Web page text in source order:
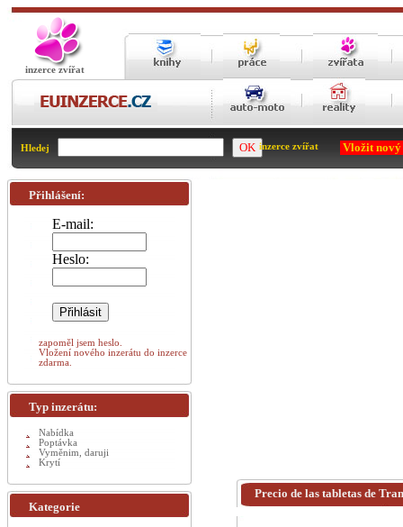
inzerce zvířat
Hledej inzerce zvířat Vložit
Precio de las tabletas de
Přihlášení:
E-mail:
Heslo:
zapoměl jsem heslo.
Vložení nového inzerátu do inzerce
zdarma.
Typ inzerátu:
Nabídka
Poptávka
Vyměnim, daruji
Krytí
Kategorie